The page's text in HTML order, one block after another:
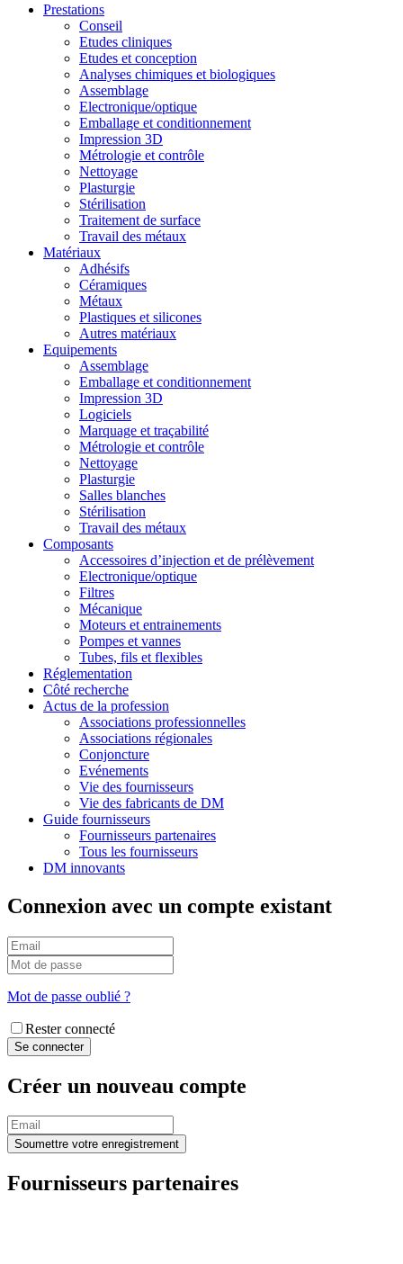
Prestations
Conseil
Etudes cliniques
Etudes et conception
Analyses chimiques et biologiques
Assemblage
Electronique/optique
Emballage et conditionnement
Impression 3D
Métrologie et contrôle
Nettoyage
Plasturgie
Stérilisation
Traitement de surface
Travail des métaux
Matériaux
Adhésifs
Céramiques
Métaux
Plastiques et silicones
Autres matériaux
Equipements
Assemblage
Emballage et conditionnement
Impression 3D
Logiciels
Marquage et traçabilité
Métrologie et contrôle
Nettoyage
Plasturgie
Salles blanches
Stérilisation
Travail des métaux
Composants
Accessoires d’injection et de prélèvement
Electronique/optique
Filtres
Mécanique
Moteurs et entrainements
Pompes et vannes
Tubes, fils et flexibles
Réglementation
Côté recherche
Actus de la profession
Associations professionnelles
Associations régionales
Conjoncture
Evénements
Vie des fournisseurs
Vie des fabricants de DM
Guide fournisseurs
Fournisseurs partenaires
Tous les fournisseurs
DM innovants
Connexion avec un compte existant
Mot de passe oublié ?
Rester connecté
Créer un nouveau compte
Fournisseurs partenaires